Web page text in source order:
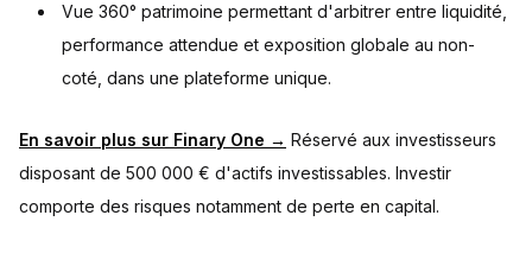
Vue 360° patrimoine permettant d'arbitrer entre liquidité,
performance attendue et exposition globale au non-
coté, dans une plateforme unique.
En savoir plus sur Finary One → Réservé aux investisseurs
disposant de 500 000 € d'actifs investissables. Investir
comporte des risques notamment de perte en capital.